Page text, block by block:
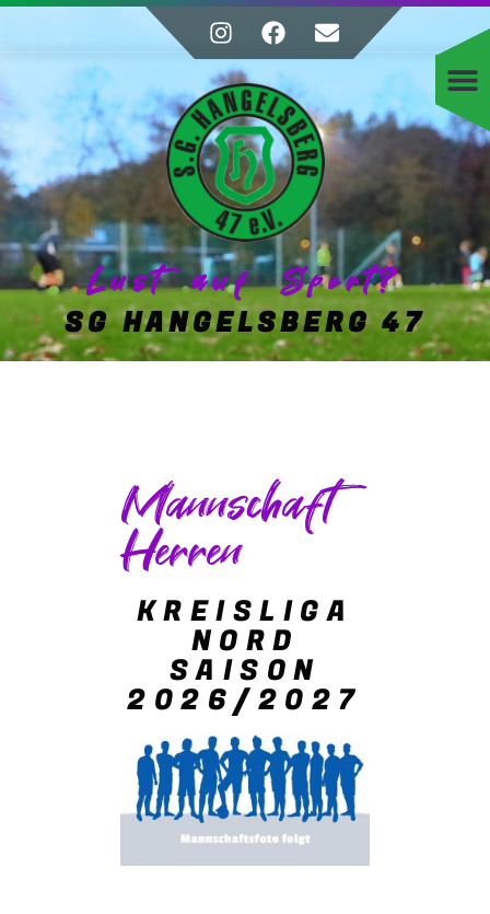
Lust auf Sport?
SG HANGELSBERG 47
Mannschaft
Herren
KREISLIGA
NORD
SAISON
2026/2027